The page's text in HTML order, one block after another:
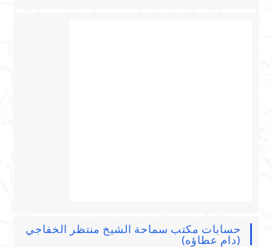
حسابات مكتب سماحة الشيخ منتظر الخفاجي
(دام عطاؤه)